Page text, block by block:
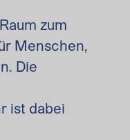
zum
Menschen,
Die
ist dabei